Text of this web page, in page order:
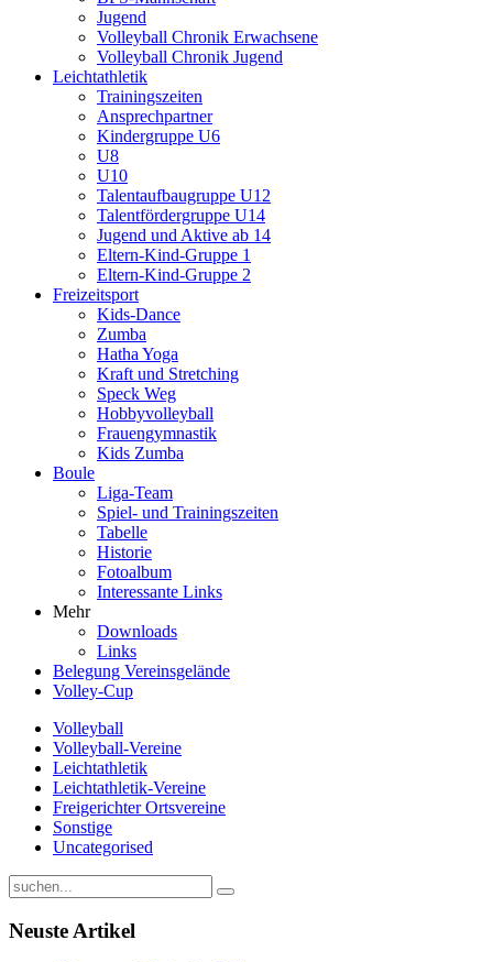
Jugend
Volleyball Chronik Erwachsene
Volleyball Chronik Jugend
Leichtathletik
Trainingszeiten
Ansprechpartner
Kindergruppe U6
U8
U10
Talentaufbaugruppe U12
Talentfördergruppe U14
Jugend und Aktive ab 14
Eltern-Kind-Gruppe 1
Eltern-Kind-Gruppe 2
Freizeitsport
Kids-Dance
Zumba
Hatha Yoga
Kraft und Stretching
Speck Weg
Hobbyvolleyball
Frauengymnastik
Kids Zumba
Boule
Liga-Team
Spiel- und Trainingszeiten
Tabelle
Historie
Fotoalbum
Interessante Links
Mehr
Downloads
Links
Belegung Vereinsgelände
Volley-Cup
Volleyball
Volleyball-Vereine
Leichtathletik
Leichtathletik-Vereine
Freigerichter Ortsvereine
Sonstige
Uncategorised
Neuste Artikel